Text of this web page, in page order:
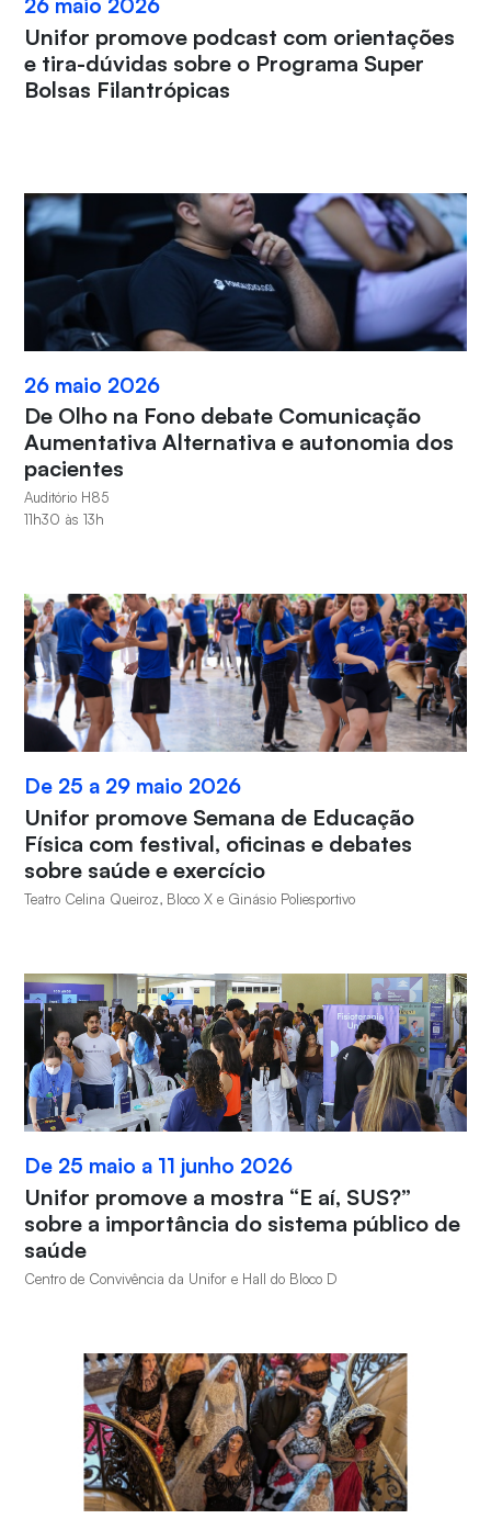
26 maio 2026
Unifor promove podcast com orientações
e tira-dúvidas sobre o Programa Super
Bolsas Filantrópicas
26 maio 2026
De Olho na Fono debate Comunicação
Aumentativa Alternativa e autonomia dos
pacientes
Auditório H85
11h30 às 13h
De 25 a 29 maio 2026
Unifor promove Semana de Educação
Física com festival, oficinas e debates
sobre saúde e exercício
Teatro Celina Queiroz, Bloco X e Ginásio Poliesportivo
De 25 maio a 11 junho 2026
Unifor promove a mostra “E aí, SUS?”
sobre a importância do sistema público de
saúde
Centro de Convivência da Unifor e Hall do Bloco D